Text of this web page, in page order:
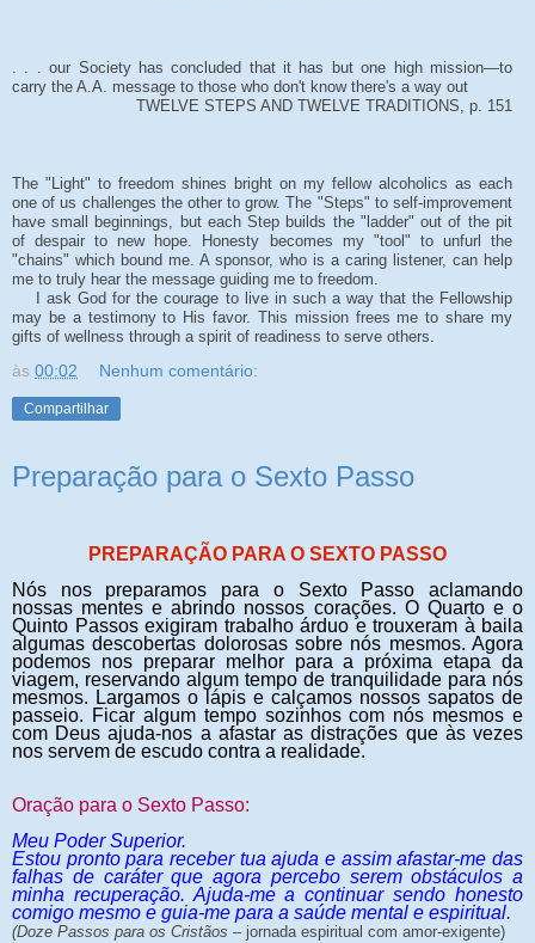
. . . our Society has concluded that it has but one high mission—to
carry the A.A. message to those who don't know there's a way out
TWELVE STEPS AND TWELVE TRADITIONS, p. 151
The "Light" to freedom shines bright on my fellow alcoholics as each
one of us challenges the other to grow. The "Steps" to self-improvement
have small beginnings, but each Step builds the "ladder" out of the pit
of despair to new hope. Honesty becomes my "tool" to unfurl the
"chains" which bound me. A sponsor, who is a caring listener, can help
me to truly hear the message guiding me to freedom.
I ask God for the courage to live in such a way that the Fellowship
may be a testimony to His favor. This mission frees me to share my
gifts of wellness through a spirit of readiness to serve others.
às 00:02 Nenhum comentário:
Compartilhar
Preparação para o Sexto Passo
PREPARAÇÃO PARA O SEXTO PASSO
Nós nos preparamos para o Sexto Passo aclamando
nossas mentes e abrindo nossos corações. O Quarto e o
Quinto Passos exigiram trabalho árduo e trouxeram à baila
algumas descobertas dolorosas sobre nós mesmos. Agora
podemos nos preparar melhor para a próxima etapa da
viagem, reservando algum tempo de tranquilidade para nós
mesmos. Largamos o lápis e calçamos nossos sapatos de
passeio. Ficar algum tempo sozinhos com nós mesmos e
com Deus ajuda-nos a afastar as distrações que às vezes
nos servem de escudo contra a realidade.
Oração para o Sexto Passo:
Meu Poder Superior.
Estou pronto para receber tua ajuda e assim afastar-me das
falhas de caráter que agora percebo serem obstáculos a
minha recuperação. Ajuda-me a continuar sendo honesto
comigo mesmo e guia-me para a saúde mental e espiritual.
(Doze Passos para os Cristãos – jornada espiritual com amor-exigente)